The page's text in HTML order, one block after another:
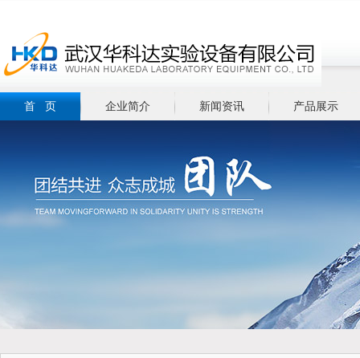
首 页 企业简介 新闻资讯 产品展示